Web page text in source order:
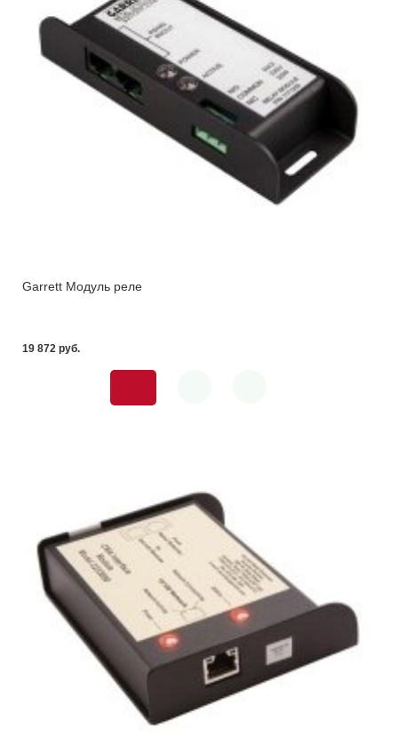
Garrett Модуль реле
19 872 pуб.